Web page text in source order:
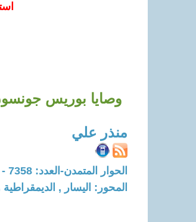
وصايا بوريس
منذر علي
الحوار المتمدن-العدد: 7358 - 2022 / 9 / 1 - 16:34
المحور: اليسار ,